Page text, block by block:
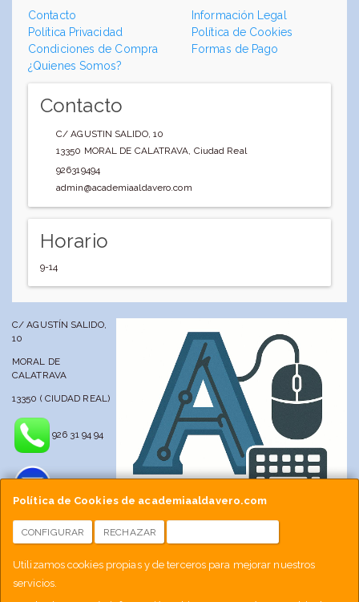
Política de Cookies de academiaaldavero.com
CONFIGURAR RECHAZAR
Utilizamos cookies propias y de terceros para mejorar nuestros
servicios.
Contacto
Información Legal
Política Privacidad
Política de Cookies
Condiciones de Compra
Formas de Pago
¿Quienes Somos?
Contacto
C/ AGUSTIN SALIDO, 10
13350 MORAL DE CALATRAVA, Ciudad Real
926319494
admin@academiaaldavero.com
Horario
9-14
C/ AGUSTÍN SALIDO,
10
MORAL DE
CALATRAVA
13350 ( CIUDAD REAL)
926 31 94 94